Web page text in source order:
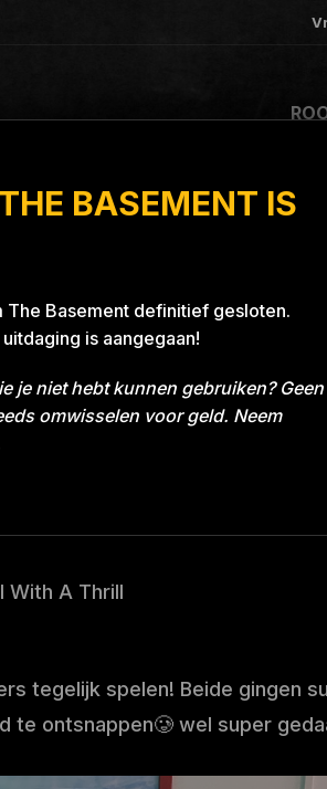
BASEMENT IS
The Basement definitief gesloten.
is aangegaan!
je niet hebt kunnen gebruiken? Geen
omwisselen voor geld. Neem
With A Thrill
tegelijk spelen! Beide gingen
te ontsnappen🥲 wel super